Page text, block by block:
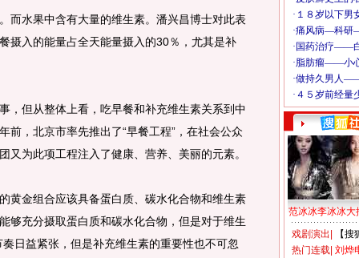
水果中含有大量的维生素。潘兴昌博士对此表
摄入的能量占全天能量摄入的30％，尤其是补
但从整体上看，吃早餐和补充维生素关系到中
前，北京市率先推出了“早餐工程”，在社会公众
又为此项工程注入了健康、营养、美丽的元素。
金组合应该具备蛋白质、碳水化合物和维生素
够充分摄取蛋白质和碳水化合物，但是对于维生
日益紧张，但是补充维生素的重要性也不可忽
范冰冰李冰冰大
戏剧演出
【
热门连载 刘烨